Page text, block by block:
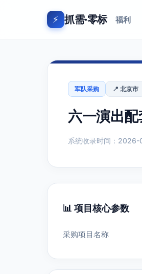
⚡ 抓需·零标 福利
军队采购 📍 北京市
六一演出
系统收录时间：
📊 项目核心参数
采购项目名称